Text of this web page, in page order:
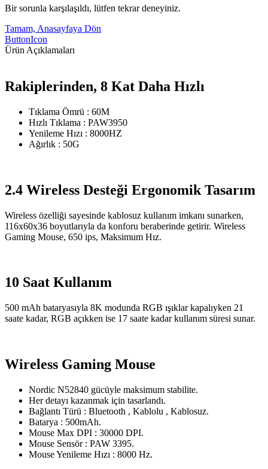
Bir sorunla karşılaşıldı, lütfen tekrar deneyiniz.
Tamam, Anasayfaya Dön
ButtonIcon
Ürün Açıklamaları
Rakiplerinden, 8 Kat Daha Hızlı
Tıklama Ömrü : 60M
Hızlı Tıklama : PAW3950
Yenileme Hızı : 8000HZ
Ağırlık : 50G
2.4 Wireless Desteği Ergonomik Tasarım
Wireless özelliği sayesinde kablosuz kullanım imkanı sunarken,
116x60x36 boyutlarıyla da konforu beraberinde getirir. Wireless
Gaming Mouse, 650 ips, Maksimum Hız.
10 Saat Kullanım
500 mAh bataryasıyla 8K modunda RGB ışıklar kapalıyken 21
saate kadar, RGB açıkken ise 17 saate kadar kullanım süresi sunar.
Wireless Gaming Mouse
Nordic N52840 gücüyle maksimum stabilite.
Her detayı kazanmak için tasarlandı.
Bağlantı Türü : Bluetooth , Kablolu , Kablosuz.
Batarya : 500mAh.
Mouse Max DPI : 30000 DPI.
Mouse Sensör : PAW 3395.
Mouse Yenileme Hızı : 8000 Hz.